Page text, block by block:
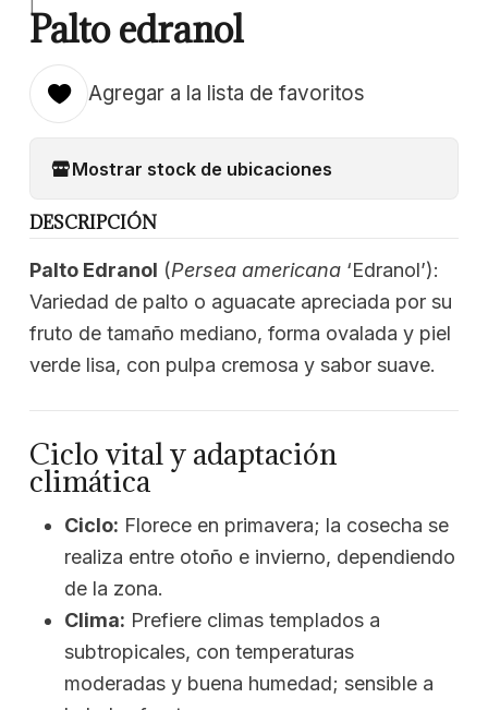
Palto edranol
Agregar a la lista de favoritos
Mostrar stock de ubicaciones
DESCRIPCIÓN
Palto Edranol (Persea americana ‘Edranol’):
Variedad de palto o aguacate apreciada por su
fruto de tamaño mediano, forma ovalada y piel
verde lisa, con pulpa cremosa y sabor suave.
Ciclo vital y adaptación
climática
Ciclo: Florece en primavera; la cosecha se
realiza entre otoño e invierno, dependiendo
de la zona.
Clima: Prefiere climas templados a
subtropicales, con temperaturas
moderadas y buena humedad; sensible a